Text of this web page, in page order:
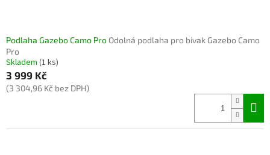
Podlaha Gazebo Camo Pro Odolná podlaha pro bivak Gazebo Camo
Pro
Skladem (1 ks)
3 999 Kč
(3 304,96 Kč bez DPH)